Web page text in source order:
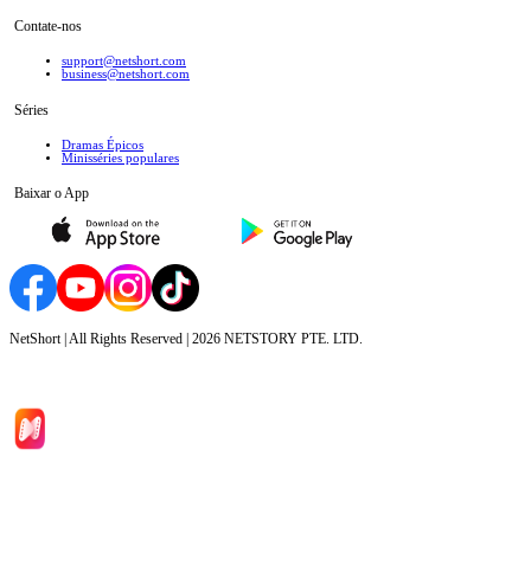
Contate-nos
support@netshort.com
business@netshort.com
Séries
Dramas Épicos
Minisséries populares
Baixar o App
NetShort | All Rights Reserved | 2026 NETSTORY PTE. LTD.